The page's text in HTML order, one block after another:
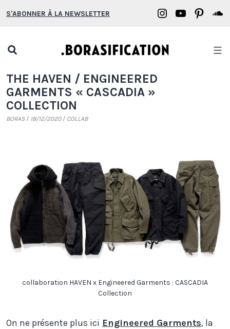
au
S'ABONNER À LA NEWSLETTER
Borasification
popup
THE HAVEN / ENGINEERED
GARMENTS « CASCADIA »
COLLECTION
BORAS 18/12/2020 COLLAB
collaboration HAVEN x Engineered Garments : CASCADIA
Collection
On ne présente plus ici Engineered Garments, la